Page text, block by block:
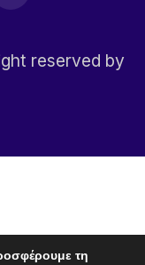
reserved by
τη